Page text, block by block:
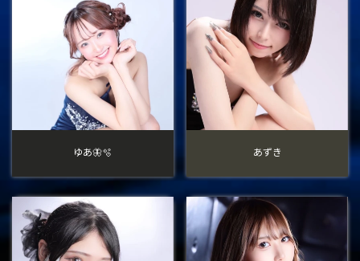
ゆあ🦋‪🫧 あずき